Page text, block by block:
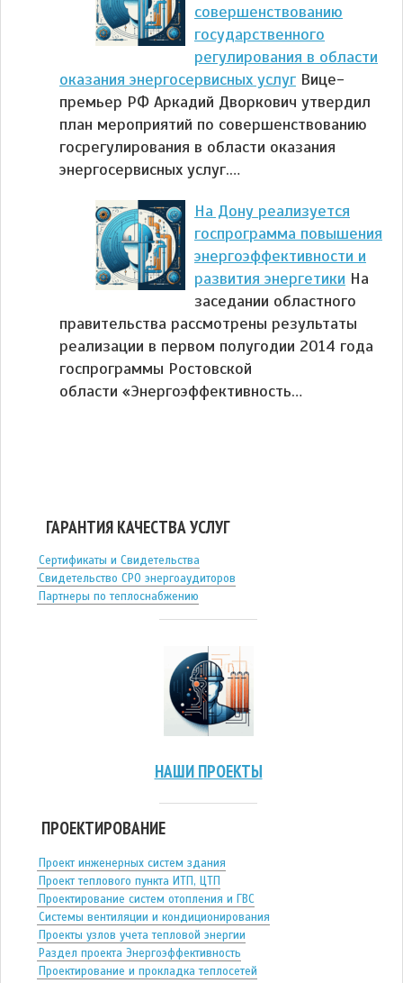
совершенствованию
государственного
регулирования в области
оказания энергосервисных услуг Вице-
премьер РФ Аркадий Дворкович утвердил
план мероприятий по совершенствованию
госрегулирования в области оказания
энергосервисных услуг.…
На Дону реализуется
госпрограмма повышения
энергоэффективности и
развития энергетики На
заседании областного
правительства рассмотрены результаты
реализации в первом полугодии 2014 года
госпрограммы Ростовской
области «Энергоэффективность…
ГАРАНТИЯ КАЧЕСТВА УСЛУГ
Сертификаты и Свидетельства
Свидетельство СРО энергоаудиторов
Партнеры по теплоснабжению
НАШИ ПРОЕКТЫ
ПРОЕКТИРОВАНИЕ
Проект инженерных систем здания
Проект теплового пункта ИТП, ЦТП
Проектирование систем отопления и ГВС
Системы вентиляции и кондиционирования
Проекты узлов учета тепловой энергии
Раздел проекта Энергоэффективность
Проектирование и прокладка теплосетей